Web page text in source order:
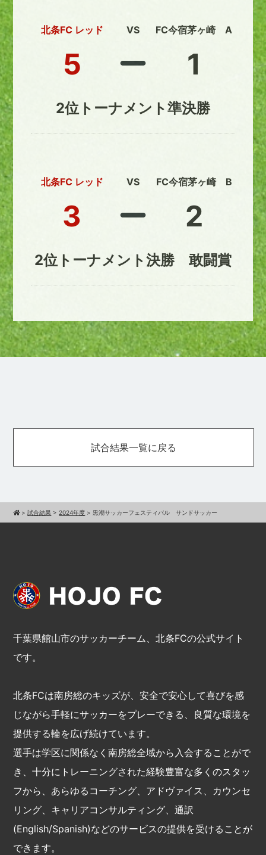
北条FC レッド
5
VS FC今宿茅ヶ崎 A
1
2位トーナメント準決勝
北条FC レッド
3
VS FC今宿茅ヶ崎 B
2
2位トーナメント決勝 敢闘賞
試合結果一覧に戻る
>試合結果 > 2024年度 >黒潮サッカーフェスティバル サンドサッカー
千葉県館山市のサッカーチーム、北条FCの公式サイト
です。
北条FCは南房総のキッズが、安全で安心して喜びを感
じながら手軽にサッカーをプレーできる、良質な環境を
提供する輪を広げ続けています。
選手は学区に関係なく南房総全域から入会することがで
き、十分にトレーニングされた経験豊富な多くのスタッ
フから、あらゆるコーチング、アドヴァイス、カウンセ
リング、キャリアコンサルティング、通訳
(English/Spanish)などのサービスの提供を受けることが
できます。